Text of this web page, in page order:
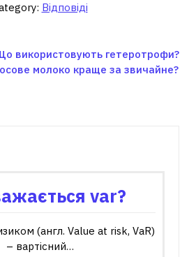
Відповіді
використовують гетеротрофи?
молоко краще за звичайне?
var?
(англ. Value at risk, VaR)
– вартісний…